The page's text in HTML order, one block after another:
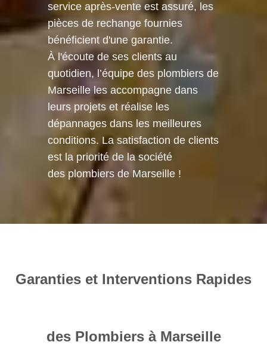
service après-vente est assuré, les
pièces de rechange fournies
bénéficient d'une garantie.
À l'écoute de ses clients au
quotidien, l’équipe des plombiers de
Marseille les accompagne dans
leurs projets et réalise les
dépannages dans les meilleures
conditions. La satisfaction de clients
est la priorité de la société
des plombiers de Marseille !
Garanties et Interventions Rapides
des Plombiers à Marseille